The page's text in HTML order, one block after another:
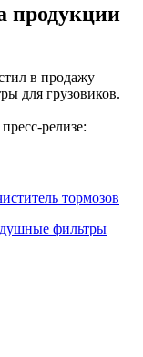
продукции
в продажу
для грузовиков.
релизе:
тормозов
фильтры